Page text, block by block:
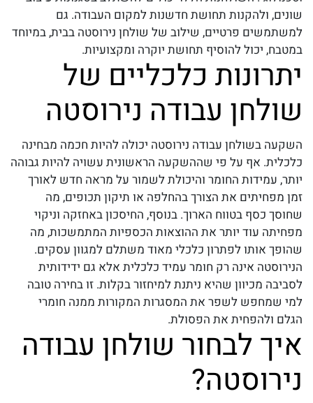
שונים, ולהקנות תחושת חדשנות למקום העבודה. גם
למשתמשים פרטיים, שילוב של שולחן נירוסטה בבית, במיוחד
במטבח, יכול להוסיף תחושת יוקרה ומקצועיות.
יתרונות כלכליים של
שולחן עבודה נירוסטה
השקעה בשולחן עבודה נירוסטה יכולה להיות חכמה מבחינה
כלכלית. אף על פי שההשקעה הראשונית עשויה להיות גבוהה
יותר, עמידות החומר והיכולת לשמור על מראה חדש לאורך
זמן מפחיתים את הצורך בהחלפה או תיקון תכופים, מה
שחוסך כסף בטווח הארוך. בנוסף, החיסכון באחזקה וניקוי
מפחיתה עוד יותר את ההוצאות הכספיות המתמשכות, מה
שהופך אותו לפתרון כלכלי מאוד משתלם למגוון עסקים.
הנירוסטה אינה רק חומר עמיד כלכלית אלא גם ידידותית
לסביבה מכיוון שהיא ניתנת למיחזור בקלות. זו בחירה טובה
למי שמחפש לשפר את המסגרות המקורות ממנה חומרי
הגלם ולהפחית את הפסולת.
איך לבחור שולחן עבודה
נירוסטה?